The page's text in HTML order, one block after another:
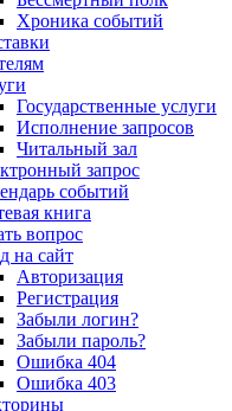
Хроника событий
Государственные услуги
Исполнение запросов
Читальный зал
запрос
событий
книга
вопрос
на сайт
Авторизация
Регистрация
Забыли логин?
Забыли пароль?
Ошибка 404
Ошибка 403